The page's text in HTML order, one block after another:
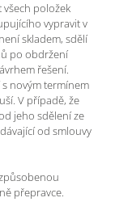
položek
vypravit v
skladem, sdělí
po obdržení
řešení.
novým termínem
V případě, že
jeho sdělení ze
od smlouvy
přepravce.